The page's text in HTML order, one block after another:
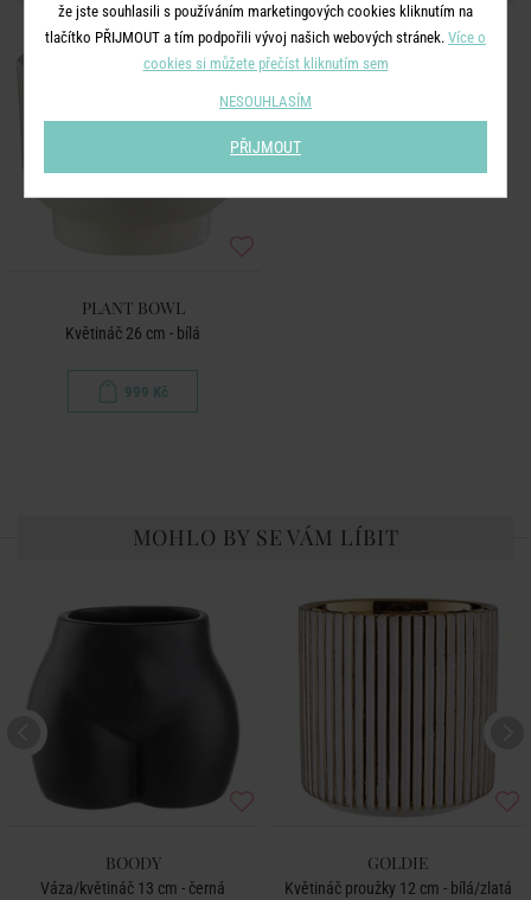
PLANT BOWL
Květináč 26 cm - bílá
999 Kč
MOHLO BY SE VÁM LÍBIT
BOODY
Váza/květináč 13 cm - černá
GOLDIE
Květináč proužky 12 cm - bílá/zlatá
že jste souhlasili s používáním marketingových cookies kliknutím na
tlačítko PŘIJMOUT a tím podpořili vývoj našich webových stránek. Více o
cookies si můžete přečíst kliknutím sem
NESOUHLASÍM
PŘIJMOUT